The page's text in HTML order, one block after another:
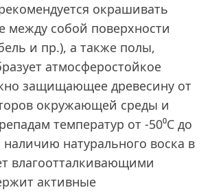
окрашивать
между собой поверхности
и пр.), а также полы,
атмосферостойкое
защищающее древесину от
окружающей среды и
температур от -50⁰С до
наличию натурального воска в
влагоотталкивающими
активные